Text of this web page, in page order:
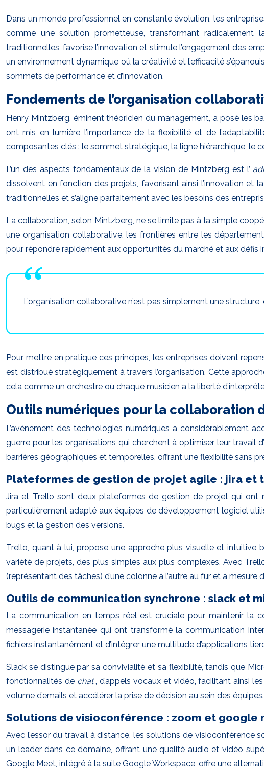
Dans un monde professionnel en constante évolution, les
comme une solution prometteuse, transformant radicalement
traditionnelles, favorise l’innovation et stimule l’engagement des
un environnement dynamique où la créativité et l’efficacité
sommets de performance et d’innovation.
Fondements de l’organisation
Henry Mintzberg, éminent théoricien du management, a posé les
ont mis en lumière l’importance de la flexibilité et de
composantes clés : le sommet stratégique, la ligne hiérarchique, le
L’un des aspects fondamentaux de la vision de Mintzberg est l’
dissolvent en fonction des projets, favorisant ainsi l’innovation et
traditionnelles et s’aligne parfaitement avec les besoins des
La collaboration, selon Mintzberg, ne se limite pas à la simple
une organisation collaborative, les frontières entre les
pour répondre rapidement aux opportunités du marché et aux défis
L’organisation collaborative n’est pas simplement une
Pour mettre en pratique ces principes, les entreprises doivent
est distribué stratégiquement à travers l’organisation. Cette
cela comme un orchestre où chaque musicien a la liberté
Outils numériques pour la collaboration
L’avènement des technologies numériques a considérablement
guerre pour les organisations qui cherchent à optimiser leur travail
barrières géographiques et temporelles, offrant une flexibilité sans
Plateformes de gestion de projet agile : jira et
Jira et Trello sont deux plateformes de gestion de projet qui ont
particulièrement adapté aux équipes de développement logiciel
bugs et la gestion des versions.
Trello, quant à lui, propose une approche plus visuelle et intuitive
variété de projets, des plus simples aux plus complexes. Avec
(représentant des tâches) d’une colonne à l’autre au fur et à mesure
Outils de communication synchrone : slack et
La communication en temps réel est cruciale pour maintenir la
messagerie instantanée qui ont transformé la communication
fichiers instantanément et d’intégrer une multitude d’applications
Slack se distingue par sa convivialité et sa flexibilité, tandis que
fonctionnalités de chat, d’appels vocaux et vidéo, facilitant ainsi
volume d’emails et accélérer la prise de décision au sein des équipes.
Solutions de visioconférence : zoom et google
Avec l’essor du travail à distance, les solutions de
un leader dans ce domaine, offrant une qualité audio et vidéo
Google Meet, intégré à la suite Google Workspace, offre une